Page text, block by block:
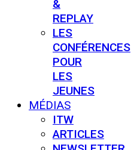
&
REPLAY
LES
CONFÉRENCES
POUR
LES
JEUNES
MÉDIAS
ITW
ARTICLES